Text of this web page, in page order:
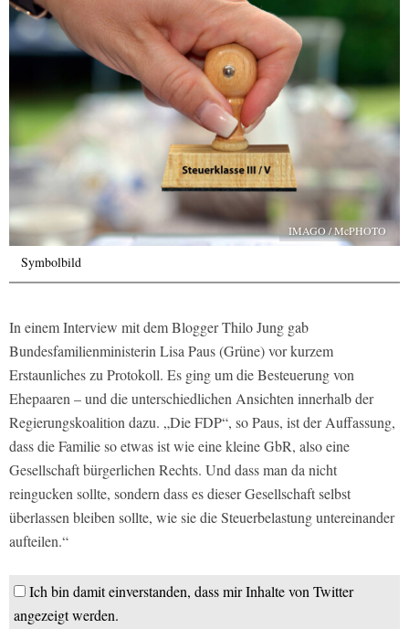
IMAGO / McPHOTO
Symbolbild
In einem Interview mit dem Blogger Thilo Jung gab
Bundesfamilienministerin Lisa Paus (Grüne) vor kurzem
Erstaunliches zu Protokoll. Es ging um die Besteuerung von
Ehepaaren – und die unterschiedlichen Ansichten innerhalb der
Regierungskoalition dazu. „Die FDP“, so Paus, ist der Auffassung,
dass die Familie so etwas ist wie eine kleine GbR, also eine
Gesellschaft bürgerlichen Rechts. Und dass man da nicht
reingucken sollte, sondern dass es dieser Gesellschaft selbst
überlassen bleiben sollte, wie sie die Steuerbelastung untereinander
aufteilen.“
Ich bin damit einverstanden, dass mir Inhalte von Twitter
angezeigt werden.